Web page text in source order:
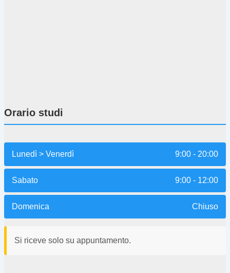
Orario studi
Lunedì > Venerdì 9:00 - 20:00
Sabato 9:00 - 12:00
Domenica Chiuso
Si riceve solo su appuntamento.